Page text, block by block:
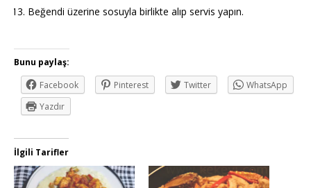
Beğendi üzerine sosuyla birlikte alıp servis yapın.
Bunu paylaş:
Facebook
Pinterest Twitter
WhatsApp
Yazdır
İlgili Tarifler